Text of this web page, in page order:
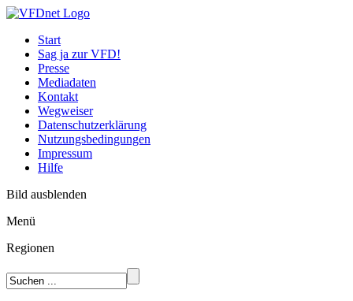
Start
Sag ja zur VFD!
Presse
Mediadaten
Kontakt
Wegweiser
Datenschutzerklärung
Nutzungsbedingungen
Impressum
Hilfe
Bild ausblenden
Menü
Regionen